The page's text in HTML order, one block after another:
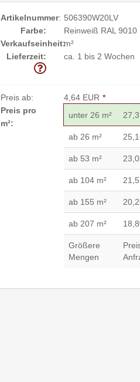
Artikelnummer: 506390W20LV
Farbe:
Reinweiß RAL 9010
Verkaufseinheit:m²
Lieferzeit:
ca. 1 bis 2 Wochen
Preis ab: 4,64 EUR *
Preis pro
m²:
unter 26 m²
ab 26 m²
ab 53 m²
ab 104 m²
ab 155 m²
ab 207 m²
Größere
Mengen